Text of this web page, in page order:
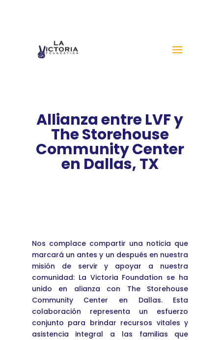
Allianza entre LVF y
The Storehouse
Community Center
en Dallas, TX
Nos complace compartir una noticia que
marcará un antes y un después en nuestra
misión de servir y apoyar a nuestra
comunidad: La Victoria Foundation se ha
unido en alianza con The Storehouse
Community Center en Dallas. Esta
colaboración representa un esfuerzo
conjunto para brindar recursos vitales y
asistencia integral a las familias que